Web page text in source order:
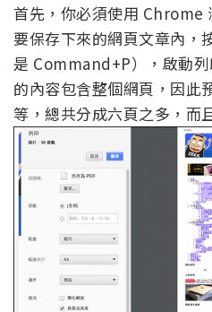
首先，你必須使用 Chrome
要保存下來的網頁文章內，
是 Command+P），啟動
的內容包含整個網頁，因此
等，總共分成六頁之多，而